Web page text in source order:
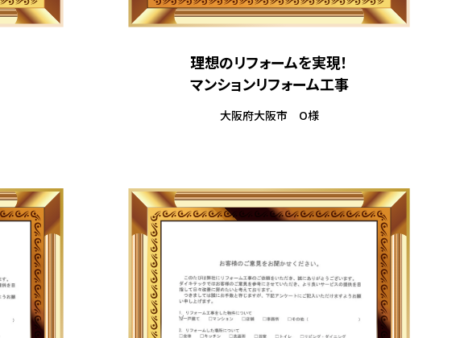
理想のリフォームを実現！
マンションリフォーム工事
大阪府大阪市 O様